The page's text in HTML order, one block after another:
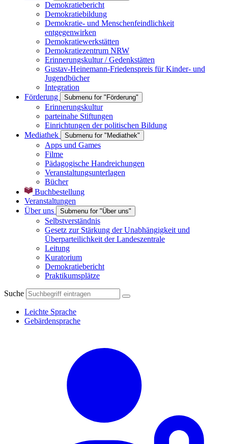
Demokratiebericht
Demokratiebildung
Demokratie- und Menschenfeindlichkeit
entgegenwirken
Demokratiewerkstätten
Demokratiezentrum NRW
Erinnerungskultur / Gedenkstätten
Gustav-Heinemann-Friedenspreis für Kinder- und
Jugendbücher
Integration
Förderung
Submenu for "Förderung"
Erinnerungskultur
parteinahe Stiftungen
Einrichtungen der politischen Bildung
Mediathek
Submenu for "Mediathek"
Apps und Games
Filme
Pädagogische Handreichungen
Veranstaltungsunterlagen
Bücher
Buchbestellung
Veranstaltungen
Über uns
Submenu for "Über uns"
Selbstverständnis
Gesetz zur Stärkung der Unabhängigkeit und
Überparteilichkeit der Landeszentrale
Leitung
Kuratorium
Demokratiebericht
Praktikumsplätze
Suche
Leichte Sprache
Gebärdensprache